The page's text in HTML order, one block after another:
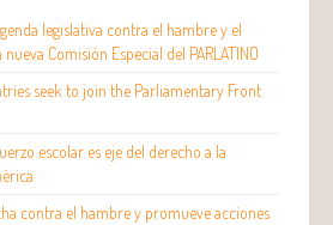
legislativa contra el hambre y el
Comisión Especial del PARLATINO
seek to join the Parliamentary Front
escolar es eje del derecho a la
contra el hambre y promueve acciones